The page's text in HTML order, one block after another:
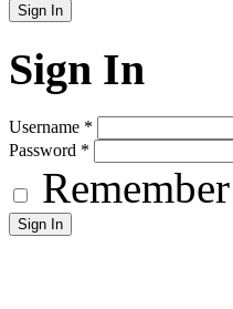
Sign In
Username *
Password *